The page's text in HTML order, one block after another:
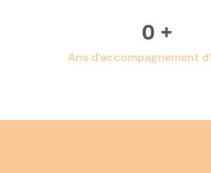
0 +
Ans d'accompagnement